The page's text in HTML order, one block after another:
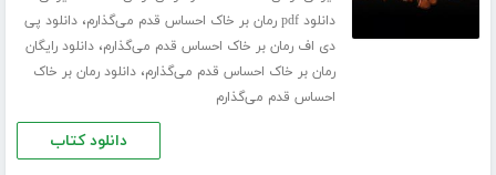
دانلود pdf رمان بر خاک احساس قدم می‌گذارم ،دانلود پی
دی اف رمان بر خاک احساس قدم می‌گذارم،دانلود رایگان
رمان بر خاک احساس قدم می‌گذارم،دانلود رمان بر خاک
احساس قدم می‌گذارم
دانلود کتاب